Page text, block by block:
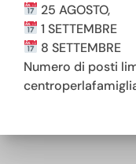
Torna alle news
25 AGOSTO,
1 SETTEMBRE
8 SETTEMBRE
Numero di posti